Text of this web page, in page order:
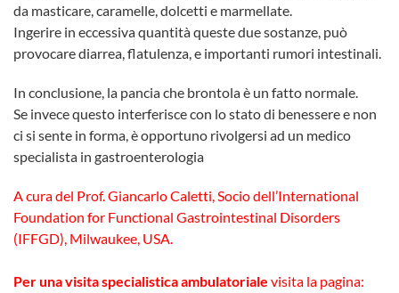
da masticare, caramelle, dolcetti e marmellate.
Ingerire in eccessiva quantità queste due sostanze, può
provocare diarrea, flatulenza, e importanti rumori intestinali.
In conclusione, la pancia che brontola è un fatto normale.
Se invece questo interferisce con lo stato di benessere e non
ci si sente in forma, è opportuno rivolgersi ad un medico
specialista in gastroenterologia
A cura del Prof. Giancarlo Caletti, Socio dell’International
Foundation for Functional Gastrointestinal Disorders
(IFFGD), Milwaukee, USA.
Per una visita specialistica ambulatoriale visita la pagina: